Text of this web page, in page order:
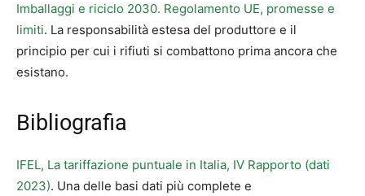
Imballaggi e riciclo 2030. Regolamento UE, promesse e
limiti. La responsabilità estesa del produttore e il
principio per cui i rifiuti si combattono prima ancora che
esistano.
Bibliografia
IFEL, La tariffazione puntuale in Italia, IV Rapporto (dati
2023). Una delle basi dati più complete e